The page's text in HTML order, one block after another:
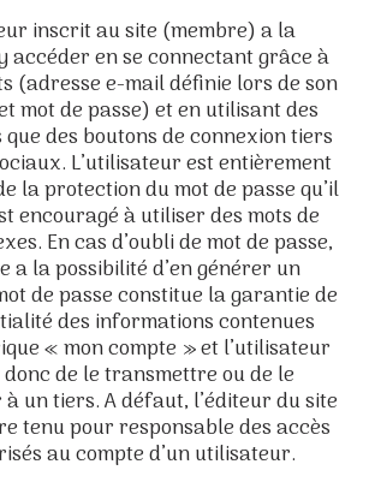
inscrit au site (membre) a la
accéder en se connectant grâce à
(adresse e-mail définie lors de son
mot de passe) et en utilisant des
des boutons de connexion tiers
L’utilisateur est entièrement
la protection du mot de passe qu’il
encouragé à utiliser des mots de
En cas d’oubli de mot de passe,
a la possibilité d’en générer un
de passe constitue la garantie de
des informations contenues
« mon compte » et l’utilisateur
de le transmettre ou de le
un tiers. A défaut, l’éditeur du site
tenu pour responsable des accès
au compte d’un utilisateur.